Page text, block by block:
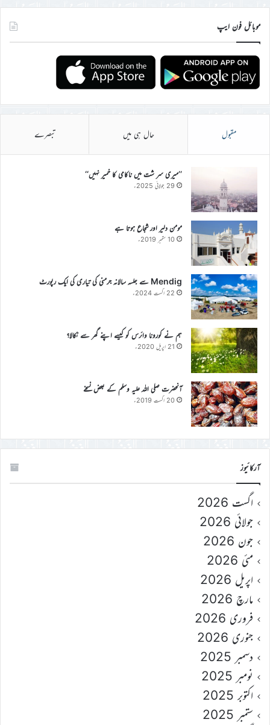
موبائل فون ایپ
مقبول حال ہی میں تبصرے
’’میری سر شت میں ناکامی کا خمیر نہیں‘‘
29 جولائی 2025ء
مومن دلیر اور شجاع ہوتا ہے
10 ستمبر 2019ء
Mendig سے جلسہ سالانہ جرمنی کی تیاری کی ایک رپورٹ
22 اگست 2024ء
ہم نے کورونا وائرس کو کیسے اپنے گھر سے نکالا؟
21 اپریل 2020ء
آنحضرت صلی اللہ علیہ وسلم کے بعض نسخے
20 اگست 2019ء
آرکائیوز
اگست 2026
جولائی 2026
جون 2026
مئی 2026
اپریل 2026
مارچ 2026
فروری 2026
جنوری 2026
دسمبر 2025
نومبر 2025
اکتوبر 2025
ستمبر 2025